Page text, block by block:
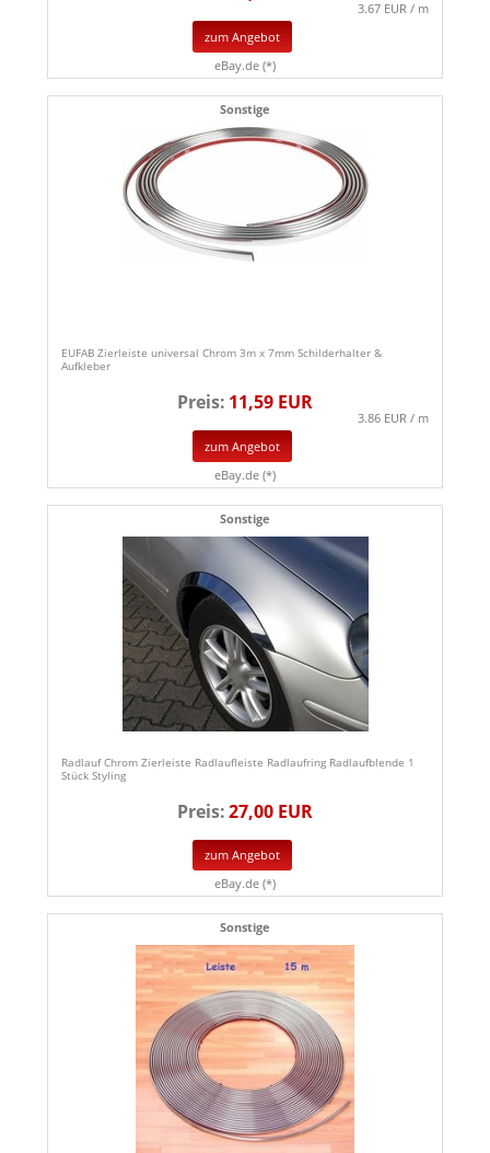
3.67 EUR / m
zum Angebot
eBay.de (*)
Sonstige
EUFAB Zierleiste universal Chrom 3m x 7mm Schilderhalter &
Aufkleber
Preis: 11,59 EUR
3.86 EUR / m
zum Angebot
eBay.de (*)
Sonstige
Radlauf Chrom Zierleiste Radlaufleiste Radlaufring Radlaufblende 1
Stück Styling
Preis:27,00 EUR
zum Angebot
eBay.de (*)
Sonstige